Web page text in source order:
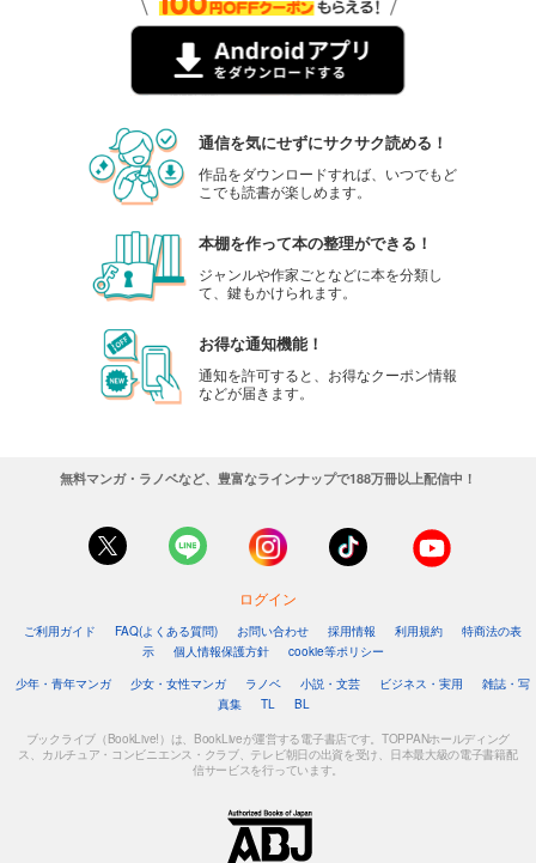
通信を気にせずにサクサク読める！
作品をダウンロードすれば、いつでもど
こでも読書が楽しめます。
本棚を作って本の整理ができる！
ジャンルや作家ごとなどに本を分類し
て、鍵もかけられます。
お得な通知機能！
通知を許可すると、お得なクーポン情報
などが届きます。
無料マンガ・ラノベなど、豊富なラインナップで188万冊以上配信中！
ログイン
ご利用ガイド FAQ(よくある質問) お問い合わせ 採用情報 利用規約
特商法の表
示
個人情報保護方針
cookie等ポリシー
少年・青年マンガ
少女・女性マンガ ラノベ 小説・文芸 ビジネス・実用
雑誌・写
真集
TL BL
ブックライブ（BookLive!）は、BookLiveが運営する電子書店です。TOPPANホールディング
ス、カルチュア・コンビニエンス・クラブ、テレビ朝日の出資を受け、日本最大級の電子書籍配
信サービスを行っています。